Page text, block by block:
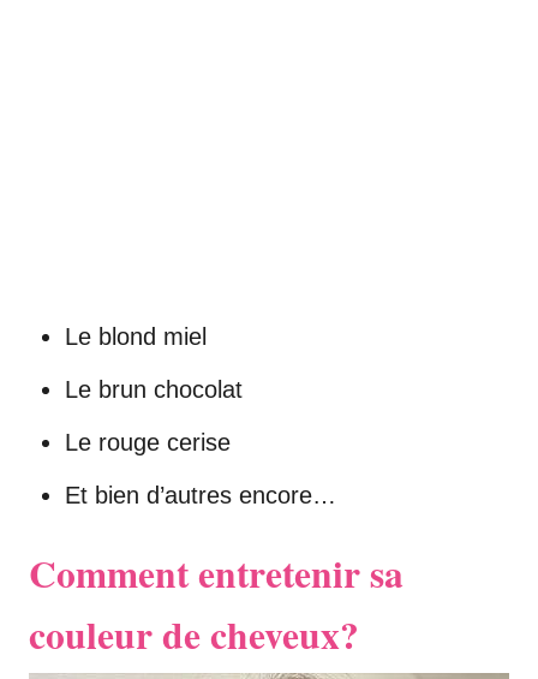
Le blond miel
Le brun chocolat
Le rouge cerise
Et bien d’autres encore…
Comment entretenir sa
couleur de cheveux?